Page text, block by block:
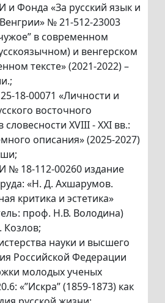
и Фонда «За русский язык и
№ 21-512-23003
в современном
и венгерском
тексте» (2021-2022) –
18-00071 «Личности и
восточного
XVIII - XXI вв.:
описания» (2025-2027)
№ 18-112-00260 издание
«Н. Д. Ахшарумов.
критика и эстетика»
проф. Н.В. Володина)
Козлов;
науки и высшего
Российской Федерации
молодых ученых
«”Искра” (1859-1873) как